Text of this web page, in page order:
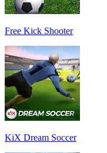
Free Kick Shooter
KiX Dream Soccer